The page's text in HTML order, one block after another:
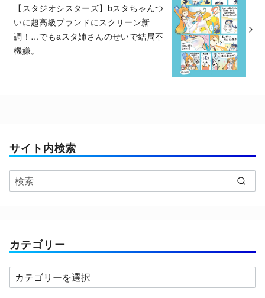
【スタジオシスターズ】bスタちゃんつ
いに超高級ブランドにスクリーン新
調！…でもaスタ姉さんのせいで結局不
機嫌。
サイト内検索
カテゴリー
カ
テ